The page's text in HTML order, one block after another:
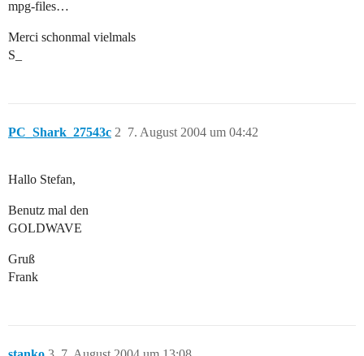
mpg-files…
Merci schonmal vielmals
S_
PC_Shark_27543c 7. August 2004 um 04:42
2
Hallo Stefan,
Benutz mal den
GOLDWAVE
Gruß
Frank